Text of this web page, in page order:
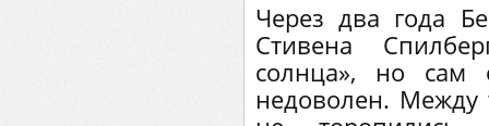
Через два года
Стивена
солнца», но сам
недоволен. Между